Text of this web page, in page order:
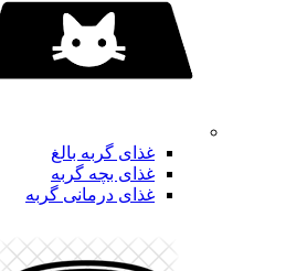
غذای گربه بالغ
غذای بچه گربه
غذای درمانی گربه